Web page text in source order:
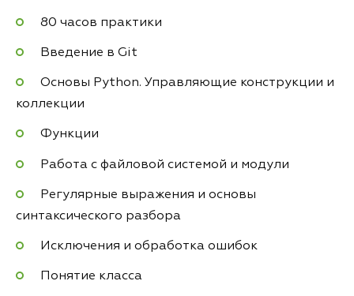
80 часов практики
Введение в Git
Основы Python. Управляющие конструкции и
коллекции
Функции
Работа с файловой системой и модули
Регулярные выражения и основы
синтаксического разбора
Исключения и обработка ошибок
Понятие класса